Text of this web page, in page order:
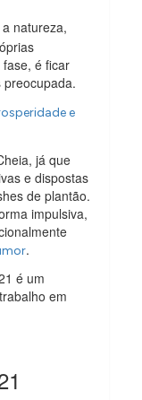
natureza,
é ficar
preocupada.
e
já que
e dispostas
de plantão.
impulsiva,
.
é um
em